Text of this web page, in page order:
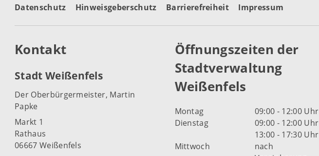
Datenschutz Hinweisgeberschutz Barrierefreiheit Impressum
Kontakt
Stadt Weißenfels
Der Oberbürgermeister, Martin
Papke
Markt 1
Rathaus
06667 Weißenfels
Öffnungszeiten der
Stadtverwaltung
Weißenfels
Montag
09:00 - 12:00 Uhr
Dienstag
09:00 - 12:00 Uhr
13:00 - 17:30 Uhr
Mittwoch
nach